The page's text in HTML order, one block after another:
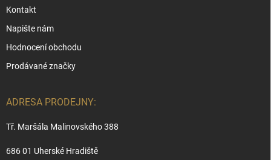
Kontakt
Napište nám
Hodnocení obchodu
Prodávané značky
ADRESA PRODEJNY:
Tř. Maršála Malinovského 388
686 01 Uherské Hradiště